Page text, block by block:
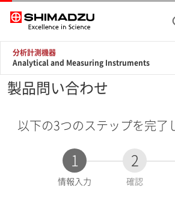
分析計測機器
Analytical and Measuring Instruments
製品問い合わせ
以下の3つのステップを完了
1
現
情報入力
2
確認